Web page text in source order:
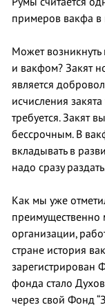
примеров вакфа в
Может возникнуть
и вакфом? Закят
является
исчисления
требуется. Закят
бессрочным. В
вкладывать в
надо сразу
Как мы уже
преимущественно
организации,
стране история
зарегистрирован
фонда стало
через свой Фонд